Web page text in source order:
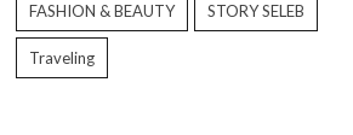
FASHION & BEAUTY STORY SELEB
Traveling